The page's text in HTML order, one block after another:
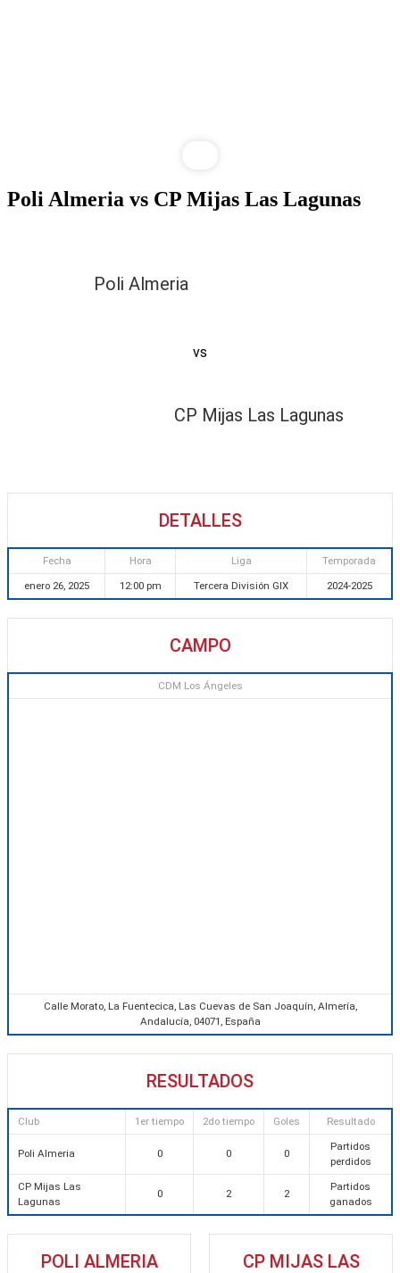
Poli Almeria vs CP Mijas Las Lagunas
Poli Almeria
vs
CP Mijas Las Lagunas
DETALLES
Fecha Hora Liga
Temporada
enero 26, 2025
12:00 pm Tercera División GIX 2024-2025
CAMPO
CDM Los Ángeles
Calle Morato, La Fuentecica, Las Cuevas de San Joaquín, Almería,
Andalucía, 04071, España
RESULTADOS
Club 1er tiempo 2do tiempo Goles Resultado
Poli Almeria 0 0 0
Partidos
perdidos
CP Mijas Las
Lagunas
0 2 2
Partidos
ganados
POLI ALMERIA
CP MIJAS LAS